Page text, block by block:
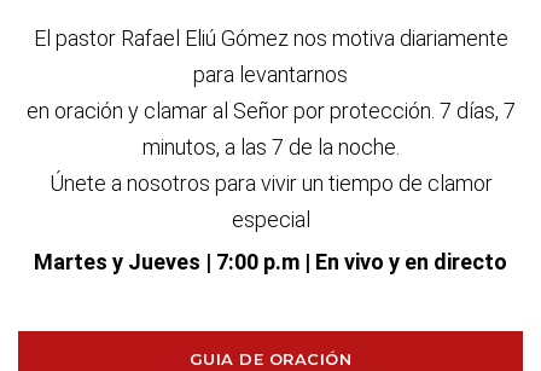
El pastor Rafael Eliú Gómez nos motiva diariamente
para levantarnos
en oración y clamar al Señor por protección. 7 días, 7
minutos, a las 7 de la noche.
Únete a nosotros para vivir un tiempo de clamor
especial
Martes y Jueves | 7:00 p.m | En vivo y en directo
GUIA DE ORACIÓN